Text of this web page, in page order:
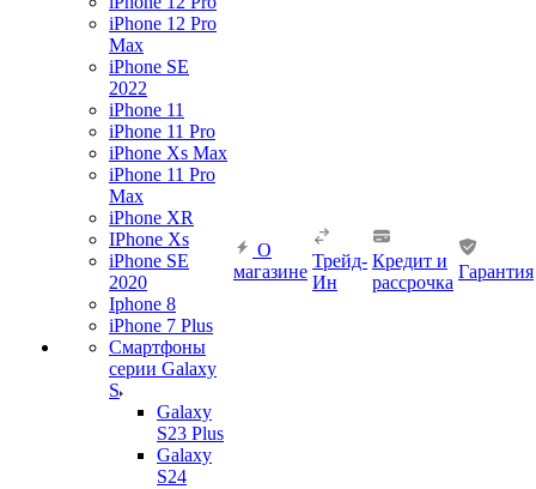
iPhone 12 Pro
Max
iPhone SE
2022
iPhone 11
iPhone 11 Pro
iPhone Xs Max
iPhone 11 Pro
Max
iPhone XR
IPhone Xs
iPhone SE
2020
Iphone 8
iPhone 7 Plus
Смартфоны
серии Galaxy
S
Galaxy
S23 Plus
Galaxy
S24
О
магазине
Трейд-
Ин
Кредит и
рассрочка
Гарантия